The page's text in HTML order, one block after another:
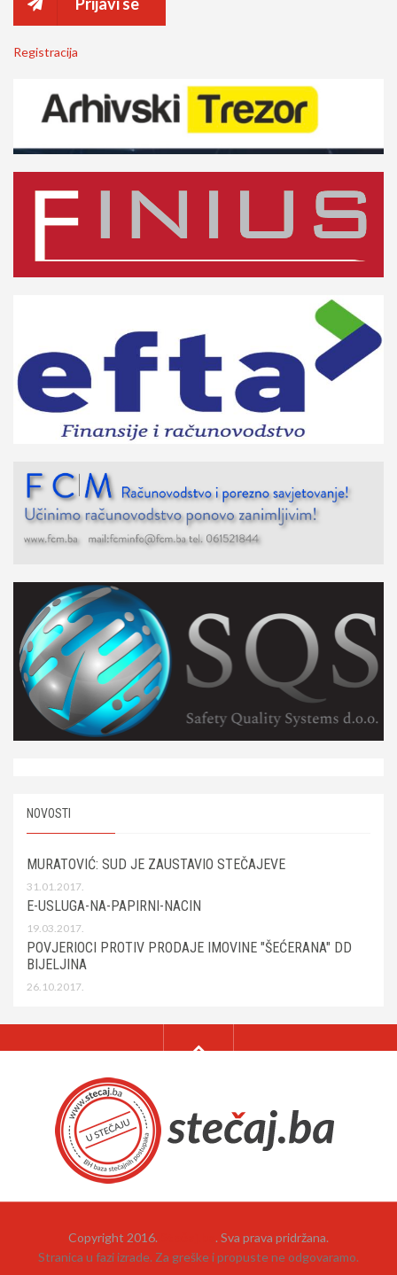
Registracija
NOVOSTI
MURATOVIĆ: SUD JE ZAUSTAVIO STEČAJEVE
31.01.2017.
E-USLUGA-NA-PAPIRNI-NACIN
19.03.2017.
POVJERIOCI PROTIV PRODAJE IMOVINE "ŠEĆERANA" DD
BIJELJINA
26.10.2017.
Copyright 2016.
. Sva prava pridržana.
Stranica u fazi izrade. Za greške i propuste ne odgovaramo.